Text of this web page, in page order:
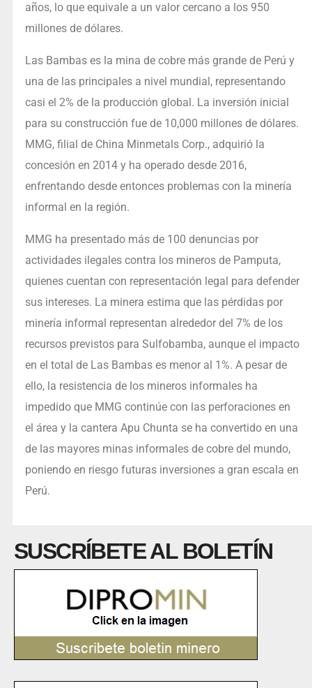
años, lo que equivale a un valor cercano a los 950
millones de dólares.
Las Bambas es la mina de cobre más grande de Perú y
una de las principales a nivel mundial, representando
casi el 2% de la producción global. La inversión inicial
para su construcción fue de 10,000 millones de dólares.
MMG, filial de China Minmetals Corp., adquirió la
concesión en 2014 y ha operado desde 2016,
enfrentando desde entonces problemas con la minería
informal en la región.
MMG ha presentado más de 100 denuncias por
actividades ilegales contra los mineros de Pamputa,
quienes cuentan con representación legal para defender
sus intereses. La minera estima que las pérdidas por
minería informal representan alrededor del 7% de los
recursos previstos para Sulfobamba, aunque el impacto
en el total de Las Bambas es menor al 1%. A pesar de
ello, la resistencia de los mineros informales ha
impedido que MMG continúe con las perforaciones en
el área y la cantera Apu Chunta se ha convertido en una
de las mayores minas informales de cobre del mundo,
poniendo en riesgo futuras inversiones a gran escala en
Perú.
SUSCRÍBETE AL BOLETÍN